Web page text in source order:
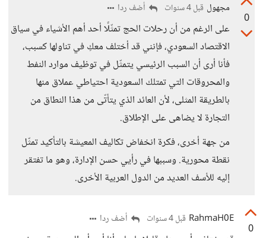
0
مجهول قبل 4 سنوات أضف ردا
على الرغم من أن رحلات الحج تمثّلًا أحد أهم الأشياء في سياق
الاقتصاد السعودي، فإنني قد أختلف معكِ في تناولها كسبب،
فأنا أرى أن السبب الرئيسي يتمثّل في توظيف موارد النفط
والمحروقات التي تمتلك السعودية احتياطي عملاق منها
بالطريقة المثلى، لأن العائد الذي يتأتّى من هذا النطاق من
التجارة لا يضاهى على الإطلاق.
من جهة أخرى، فكرة انخفاض تكاليف المعيشة بالتأكيد تمثّل
نقطة محورية. وسببها في رأيي حسن الإدارة، وهو ما تفتقر
إليه للأسف العديد من الدول العربية الأخرى.
0
RahmaH0E قبل 4 سنوات أضف ردا